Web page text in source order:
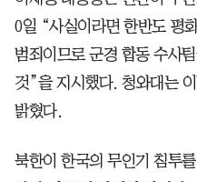
0일 “사실이라면 한반도 평
범죄이므로 군경 합동 수사
것”을 지시했다. 청와대는
밝혔다.
북한이 한국의 무인기 침투